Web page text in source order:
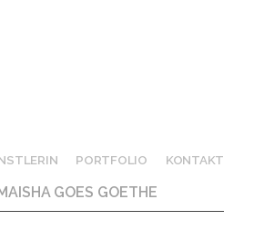
PORTFOLIO KONTAKT
GOES GOETHE